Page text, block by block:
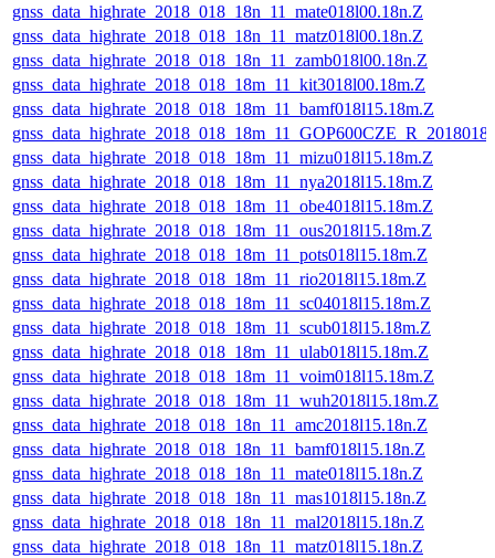
gnss_data_highrate_2018_018_18n_11_mate018l00.18n.Z
gnss_data_highrate_2018_018_18n_11_matz018l00.18n.Z
gnss_data_highrate_2018_018_18n_11_zamb018l00.18n.Z
gnss_data_highrate_2018_018_18m_11_kit3018l00.18m.Z
gnss_data_highrate_2018_018_18m_11_bamf018l15.18m.Z
gnss_data_highrate_2018_018_18m_11_mizu018l15.18m.Z
gnss_data_highrate_2018_018_18m_11_nya2018l15.18m.Z
gnss_data_highrate_2018_018_18m_11_obe4018l15.18m.Z
gnss_data_highrate_2018_018_18m_11_ous2018l15.18m.Z
gnss_data_highrate_2018_018_18m_11_pots018l15.18m.Z
gnss_data_highrate_2018_018_18m_11_rio2018l15.18m.Z
gnss_data_highrate_2018_018_18m_11_sc04018l15.18m.Z
gnss_data_highrate_2018_018_18m_11_scub018l15.18m.Z
gnss_data_highrate_2018_018_18m_11_ulab018l15.18m.Z
gnss_data_highrate_2018_018_18m_11_voim018l15.18m.Z
gnss_data_highrate_2018_018_18m_11_wuh2018l15.18m.Z
gnss_data_highrate_2018_018_18n_11_amc2018l15.18n.Z
gnss_data_highrate_2018_018_18n_11_bamf018l15.18n.Z
gnss_data_highrate_2018_018_18n_11_mate018l15.18n.Z
gnss_data_highrate_2018_018_18n_11_mas1018l15.18n.Z
gnss_data_highrate_2018_018_18n_11_mal2018l15.18n.Z
gnss_data_highrate_2018_018_18n_11_matz018l15.18n.Z